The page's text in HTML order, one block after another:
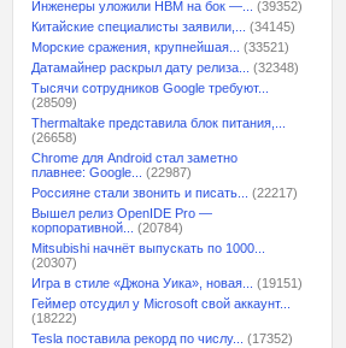
Инженеры уложили HBM на бок —...
(39352)
Китайские специалисты заявили,...
(34145)
Морские сражения, крупнейшая...
(33521)
Датамайнер раскрыл дату релиза...
(32348)
Тысячи сотрудников Google требуют...
(28509)
Thermaltake представила блок питания,...
(26658)
Chrome для Android стал заметно
плавнее: Google...
(22987)
Россияне стали звонить и писать...
(22217)
Вышел релиз OpenIDE Pro —
корпоративной...
(20784)
Mitsubishi начнёт выпускать по 1000...
(20307)
Игра в стиле «Джона Уика», новая...
(19151)
Геймер отсудил у Microsoft свой аккаунт...
(18222)
Tesla поставила рекорд по числу...
(17352)